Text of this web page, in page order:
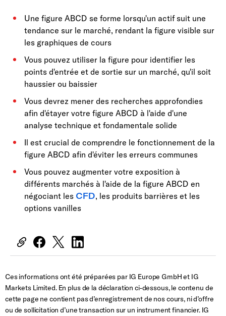
Une figure ABCD se forme lorsqu'un actif suit une
tendance sur le marché, rendant la figure visible sur
les graphiques de cours
Vous pouvez utiliser la figure pour identifier les
points d'entrée et de sortie sur un marché, qu'il soit
haussier ou baissier
Vous devrez mener des recherches approfondies
afin d'étayer votre figure ABCD à l'aide d'une
analyse technique et fondamentale solide
Il est crucial de comprendre le fonctionnement de la
figure ABCD afin d'éviter les erreurs communes
Vous pouvez augmenter votre exposition à
différents marchés à l'aide de la figure ABCD en
négociant les CFD, les produits barrières et les
options vanilles
Ces informations ont été préparées par IG Europe GmbH et IG
Markets Limited. En plus de la déclaration ci-dessous, le contenu de
cette page ne contient pas d’enregistrement de nos cours, ni d’offre
ou de sollicitation d’une transaction sur un instrument financier. IG